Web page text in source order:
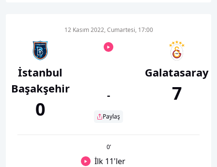
İstanbul
Başakşehir
0
12 Kasım 2022, Cumartesi, 17:00
-
Paylaş
Galatasaray
7
0’
İlk 11'ler